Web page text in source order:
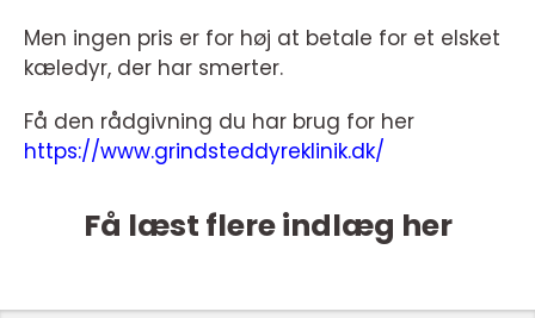
Men ingen pris er for høj at betale for et elsket
kæledyr, der har smerter.
Få den rådgivning du har brug for her
https://www.grindsteddyreklinik.dk/
Få læst flere indlæg her